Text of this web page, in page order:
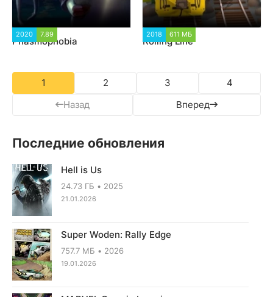
2020 7.89
Phasmophobia
2018 611 МБ
Rolling Line
Назад
1 2 3
4
Вперед
Последние обновления
Hell is Us
24.73 ГБ 2025
21.01.2026
Super Woden: Rally Edge
757.7 МБ 2026
19.01.2026